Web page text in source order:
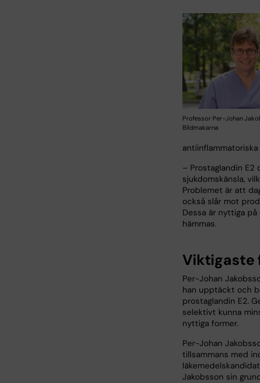
Professor Per-Johan
Bildmakarna
antiinflammatoriska
– Prostaglandin E2
sjukdomskänsla,
Problemet är att
också slår mot
Dessa är nyttiga
hämmas.
Viktigaste
Per-Johan
han upptäckt och
prostaglandin E2.
selektivt kunna
nyttiga former.
Per-Johan
tillsammans med
Jakobsson sin